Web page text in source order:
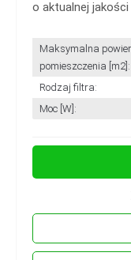
o aktualnej
Maksymalna
pomieszczenia [m2]:
Rodzaj filtra:
Moc [W]: